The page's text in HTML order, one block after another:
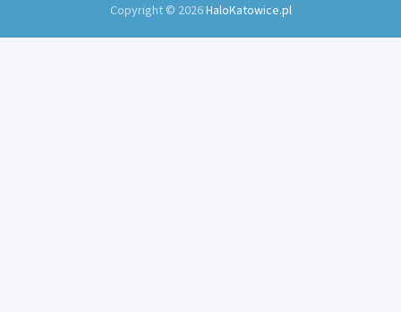
Copyright © 2026HaloKatowice.pl